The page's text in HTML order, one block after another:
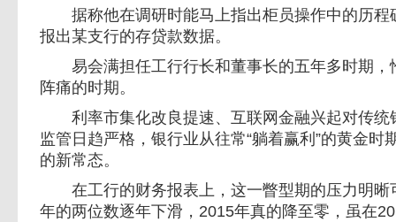
据称他在调研时能马上指出柜员操作中的历程
报出某支行的存贷款数据。
易会满担任工行行长和董事长的五年多时期，
阵痛的时期。
利率市集化改良提速、互联网金融兴起对传统
监管日趋严格，银行业从往常“躺着赢利”的黄金时
的新常态。
在工行的财务报表上，这一瞥型期的压力明晰
年的两位数逐年下滑，2015年真的降至零，虽在